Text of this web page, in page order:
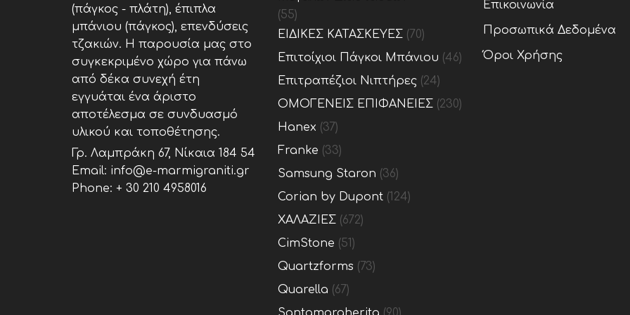
(πάγκος - πλάτη), έπιπλα
μπάνιου (πάγκος), επενδύσεις
τζακιών. Η παρουσία μας στο
συγκεκριμένο χώρο για πάνω
από δέκα συνεχή έτη
εγγυάται ένα άριστο
αποτέλεσμα σε συνδυασμό
υλικού και τοποθέτησης.
Γρ. Λαμπράκη 67, Νίκαια 184 54
Email: info@e-marmigraniti.gr
Phone: + 30 210 4958016
(55)
ΕΙΔΙΚΕΣ ΚΑΤΑΣΚΕΥΕΣ (70)
Επιτοίχιοι Πάγκοι Μπάνιου (46)
Επιτραπέζιοι Νιπτήρες (24)
ΟΜΟΓΕΝΕΙΣ ΕΠΙΦΑΝΕΙΕΣ (230)
Hanex (37)
Franke (33)
Samsung Staron (36)
Corian by Dupont (124)
ΧΑΛΑΖΙΕΣ (672)
CimStone (51)
Quartzforms (73)
Quarella (67)
Επικοινωνία
Προσωπικά Δεδομένα
Όροι Χρήσης